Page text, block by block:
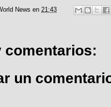
News en 21:43
comentarios:
un